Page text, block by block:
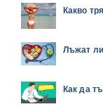
Какво
Лъжат
Как да